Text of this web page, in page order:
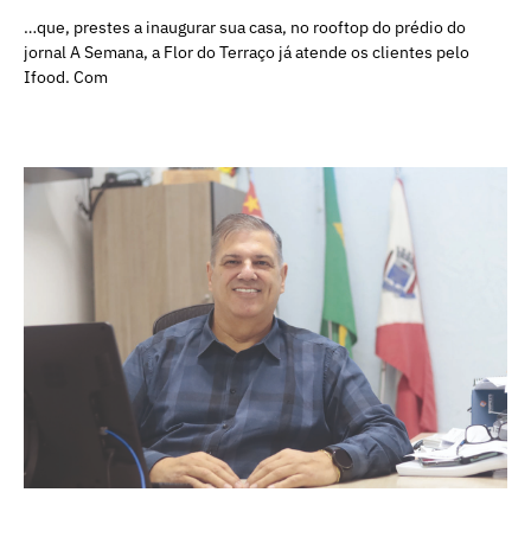
…que, prestes a inaugurar sua casa, no rooftop do prédio do
jornal A Semana, a Flor do Terraço já atende os clientes pelo
Ifood. Com